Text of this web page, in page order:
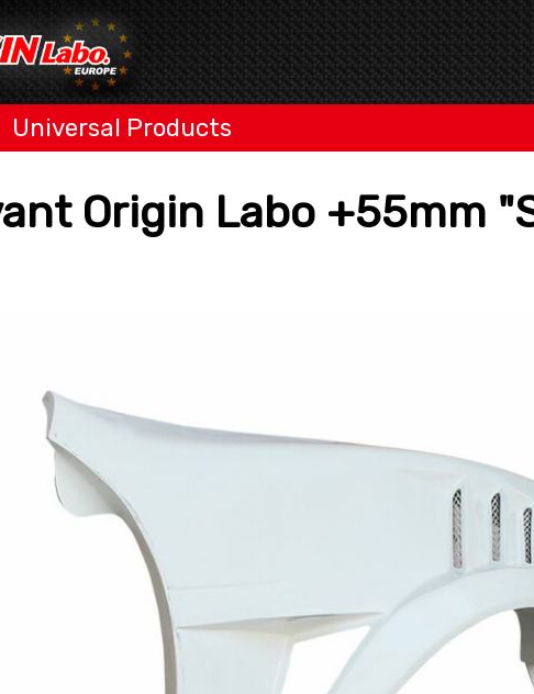
Universal Products
Origin Labo +55mm